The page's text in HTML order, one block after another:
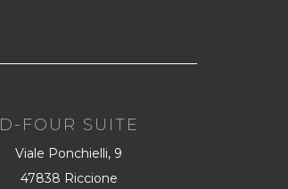
D-FOUR SUITE
Viale Ponchielli, 9
47838 Riccione